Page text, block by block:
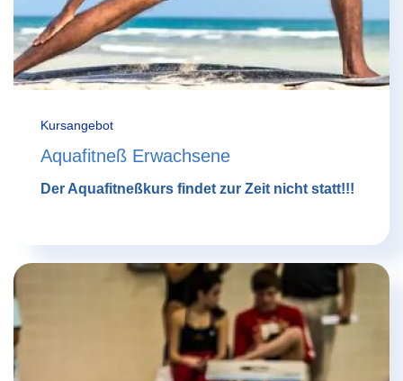
Kursangebot
Aquafitneß Erwachsene
Der Aquafitneßkurs findet zur Zeit nicht statt!!!